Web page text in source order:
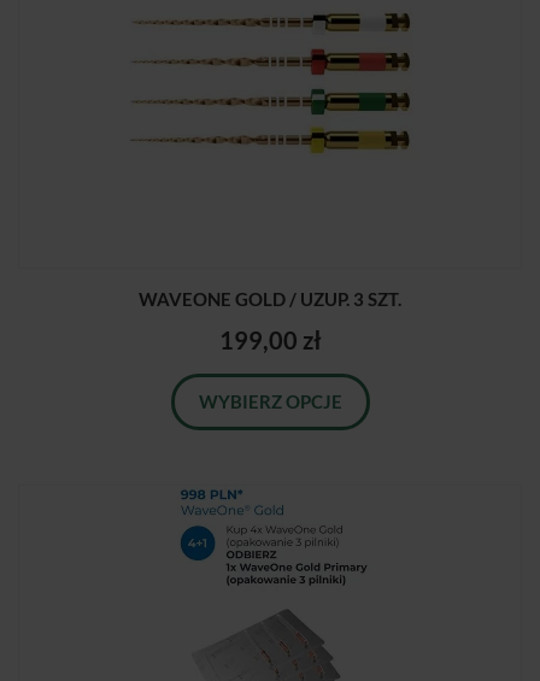
WAVEONE GOLD / UZUP. 3 SZT.
199,00 zł
WYBIERZ OPCJE